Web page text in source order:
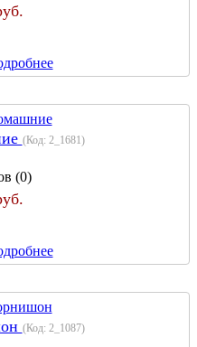
(Код: 2_1681)
(0)
(Код: 2_1087)